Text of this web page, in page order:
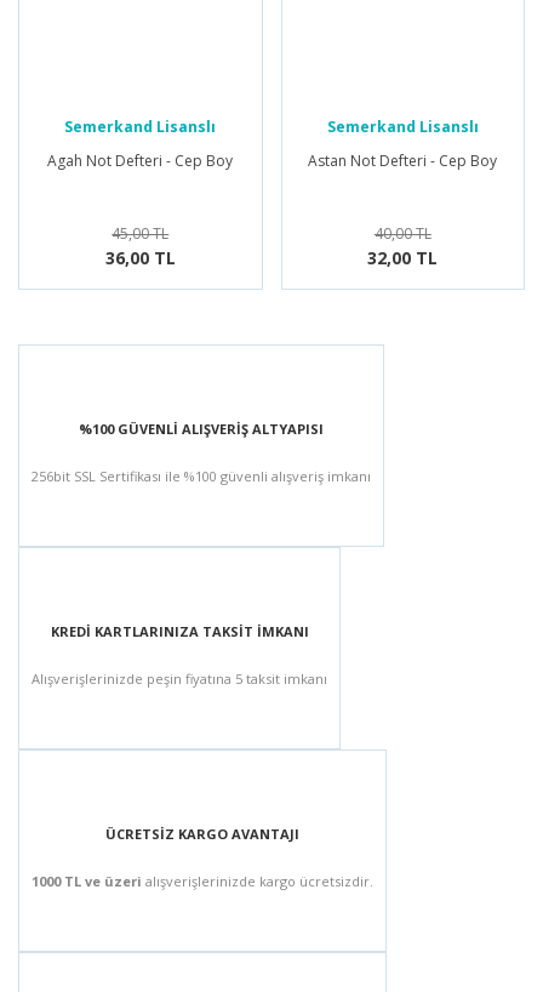
Semerkand Lisanslı
Ürünler
Agah Not Defteri - Cep Boy
45,00 TL
36,00 TL
Semerkand Lisanslı
Ürünler
Astan Not Defteri - Cep Boy
40,00 TL
32,00 TL
%100 GÜVENLİ ALIŞVERİŞ ALTYAPISI
256bit SSL Sertifikası ile %100 güvenli alışveriş imkanı
KREDİ KARTLARINIZA TAKSİT İMKANI
Alışverişlerinizde peşin fiyatına 5 taksit imkanı
ÜCRETSİZ KARGO AVANTAJI
1000 TL ve üzeri alışverişlerinizde kargo ücretsizdir.